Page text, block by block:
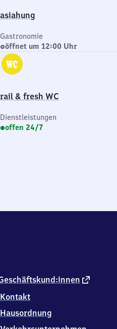
asiahung
Gastronomie
öffnet um 12:00 Uhr
rail & fresh WC
Dienstleistungen
offen 24/7
externer
Kontakt
Hausordnung